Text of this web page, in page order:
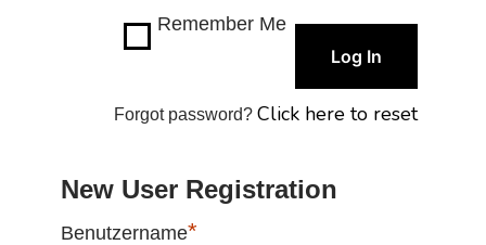
Remember Me
Forgot password?Click here to reset
New User Registration
Benutzername*